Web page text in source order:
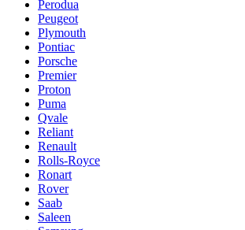
Perodua
Peugeot
Plymouth
Pontiac
Porsche
Premier
Proton
Puma
Qvale
Reliant
Renault
Rolls-Royce
Ronart
Rover
Saab
Saleen